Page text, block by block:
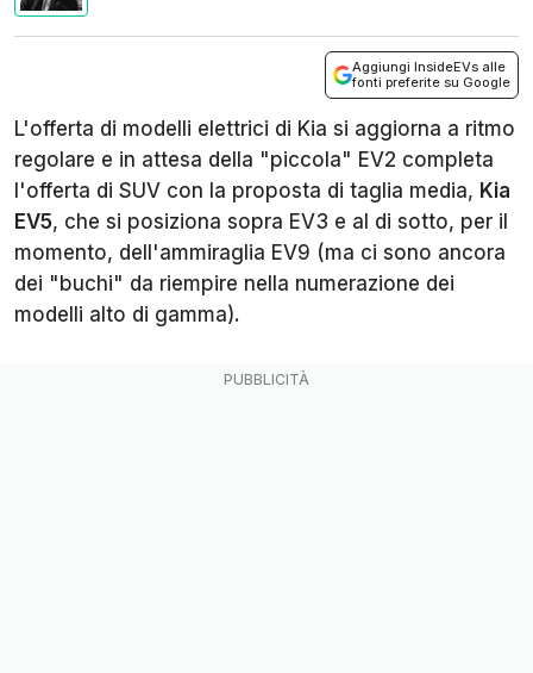
Aggiungi InsideEVs alle
fonti preferite su Google
L'offerta di modelli elettrici di Kia si aggiorna a ritmo
regolare e in attesa della "piccola" EV2 completa
l'offerta di SUV con la proposta di taglia media, Kia
EV5, che si posiziona sopra EV3 e al di sotto, per il
momento, dell'ammiraglia EV9 (ma ci sono ancora
dei "buchi" da riempire nella numerazione dei
modelli alto di gamma).